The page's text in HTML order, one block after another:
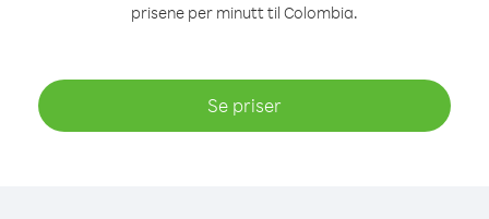
prisene per minutt til Colombia.
Se priser